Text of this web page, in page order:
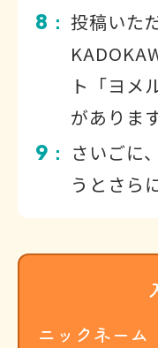
8 ： 投稿いた
ト「ヨメ
があります
9 ：
さいごに
うとさら
ニックネーム